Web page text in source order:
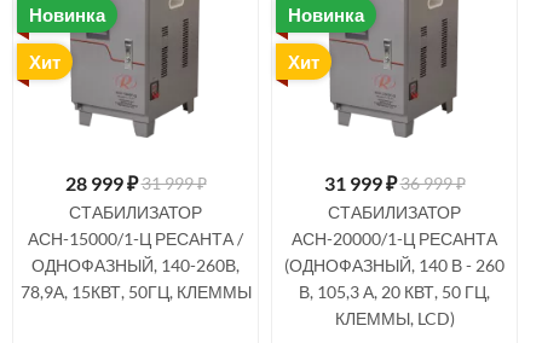
Новинка
Хит
28 999₽31 999 ₽
СТАБИЛИЗАТОР
АСН-15000/1-Ц РЕСАНТА /
ОДНОФАЗНЫЙ, 140-260В,
78,9А, 15КВТ, 50ГЦ, КЛЕММЫ
Новинка
Хит
31 999₽36 999 ₽
СТАБИЛИЗАТОР
АСН-20000/1-Ц РЕСАНТА
(ОДНОФАЗНЫЙ, 140 В - 260
В, 105,3 А, 20 КВТ, 50 ГЦ,
КЛЕММЫ, LCD)